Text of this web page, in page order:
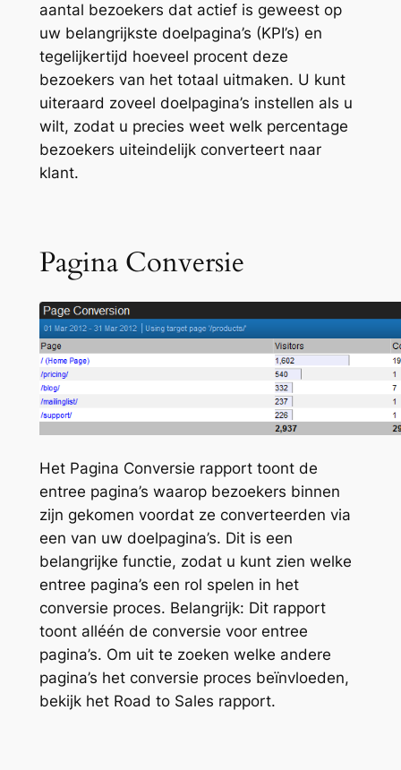
aantal bezoekers dat actief is geweest op
uw belangrijkste doelpagina’s (KPI’s) en
tegelijkertijd hoeveel procent deze
bezoekers van het totaal uitmaken. U kunt
uiteraard zoveel doelpagina’s instellen als u
wilt, zodat u precies weet welk percentage
bezoekers uiteindelijk converteert naar
klant.
Pagina Conversie
Het Pagina Conversie rapport toont de
entree pagina’s waarop bezoekers binnen
zijn gekomen voordat ze converteerden via
een van uw doelpagina’s. Dit is een
belangrijke functie, zodat u kunt zien welke
entree pagina’s een rol spelen in het
conversie proces. Belangrijk: Dit rapport
toont alléén de conversie voor entree
pagina’s. Om uit te zoeken welke andere
pagina’s het conversie proces beïnvloeden,
bekijk het Road to Sales rapport.